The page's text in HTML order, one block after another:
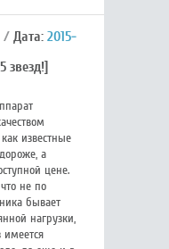
Дата: 2015-
звезд!]
известные
а
цене.
не по
бывает
нагрузки,